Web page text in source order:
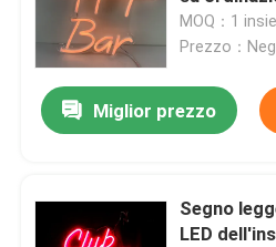
neon
MOQ：1
Prezzo：
Miglior prezzo
Segno
LED